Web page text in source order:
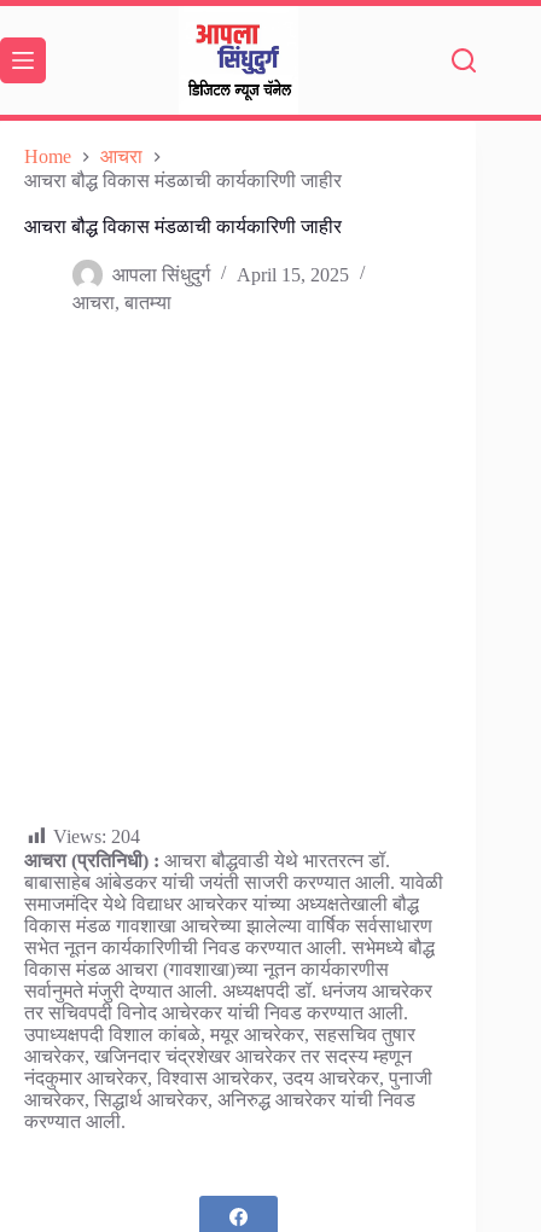
Skip
content
Home
आचरा
आचरा बौद्ध विकास मंडळाची कार्यकारिणी जाहीर
आचरा बौद्ध विकास मंडळाची कार्यकारिणी जाहीर
आपला सिंधुदुर्ग
April 15, 2025
आचरा, बातम्या
Views: 204
आचरा (प्रतिनिधी) : आचरा बौद्धवाडी येथे भारतरत्न डॉ.
बाबासाहेब आंबेडकर यांची जयंती साजरी करण्यात आली. यावेळी
समाजमंदिर येथे विद्याधर आचरेकर यांच्या अध्यक्षतेखाली बौद्ध
विकास मंडळ गावशाखा आचरेच्या झालेल्या वार्षिक सर्वसाधारण
सभेत नूतन कार्यकारिणीची निवड करण्यात आली. सभेमध्ये बौद्ध
विकास मंडळ आचरा (गावशाखा)च्या नूतन कार्यकारणीस
सर्वानुमते मंजुरी देण्यात आली. अध्यक्षपदी डॉ. धनंजय आचरेकर
तर सचिवपदी विनोद आचेरकर यांची निवड करण्यात आली.
उपाध्यक्षपदी विशाल कांबळे, मयूर आचरेकर, सहसचिव तुषार
आचरेकर, खजिनदार चंद्रशेखर आचरेकर तर सदस्य म्हणून
नंदकुमार आचरेकर, विश्वास आचरेकर, उदय आचरेकर, पुनाजी
आचरेकर, सिद्धार्थ आचरेकर, अनिरुद्ध आचरेकर यांची निवड
करण्यात आली.